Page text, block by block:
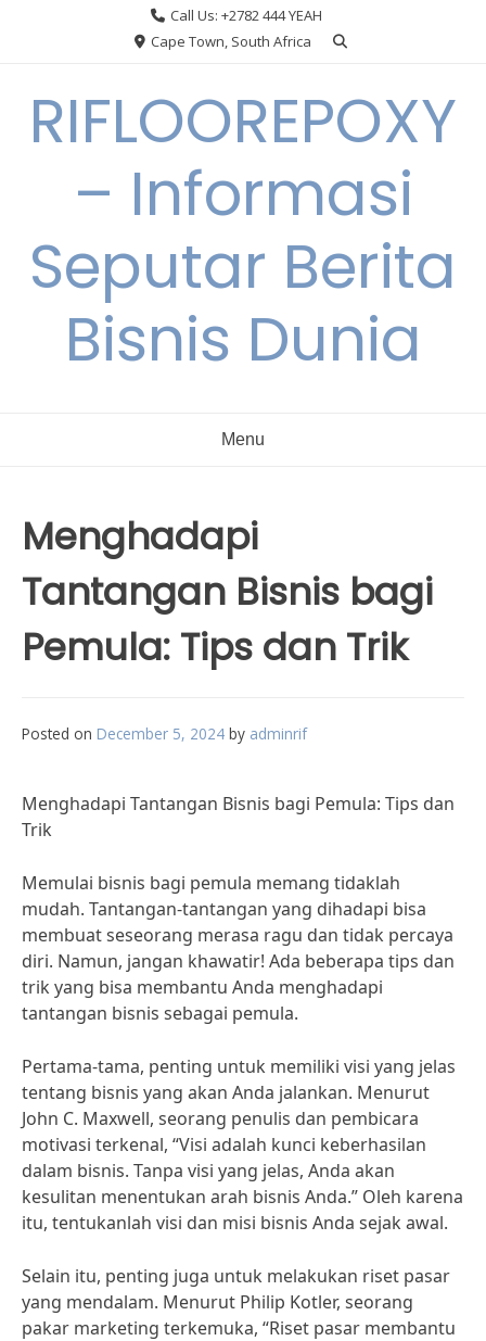
Call Us: +2782 444 YEAH
Cape Town, South Africa
RIFLOOREPOXY
– Informasi
Seputar Berita
Bisnis Dunia
Menu
Menghadapi
Tantangan Bisnis bagi
Pemula: Tips dan Trik
Posted on December 5, 2024 by adminrif
Menghadapi Tantangan Bisnis bagi Pemula: Tips dan
Trik
Memulai bisnis bagi pemula memang tidaklah
mudah. Tantangan-tantangan yang dihadapi bisa
membuat seseorang merasa ragu dan tidak percaya
diri. Namun, jangan khawatir! Ada beberapa tips dan
trik yang bisa membantu Anda menghadapi
tantangan bisnis sebagai pemula.
Pertama-tama, penting untuk memiliki visi yang jelas
tentang bisnis yang akan Anda jalankan. Menurut
John C. Maxwell, seorang penulis dan pembicara
motivasi terkenal, “Visi adalah kunci keberhasilan
dalam bisnis. Tanpa visi yang jelas, Anda akan
kesulitan menentukan arah bisnis Anda.” Oleh karena
itu, tentukanlah visi dan misi bisnis Anda sejak awal.
Selain itu, penting juga untuk melakukan riset pasar
yang mendalam. Menurut Philip Kotler, seorang
pakar marketing terkemuka, “Riset pasar membantu